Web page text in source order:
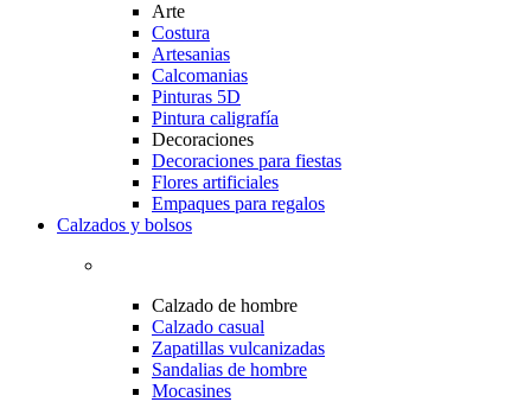
Arte
Costura
Artesanias
Calcomanias
Pinturas 5D
Pintura caligrafía
Decoraciones
Decoraciones para fiestas
Flores artificiales
Empaques para regalos
Calzados y bolsos
Calzado de hombre
Calzado casual
Zapatillas vulcanizadas
Sandalias de hombre
Mocasines